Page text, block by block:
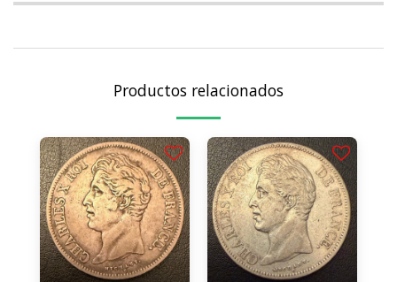
Productos relacionados